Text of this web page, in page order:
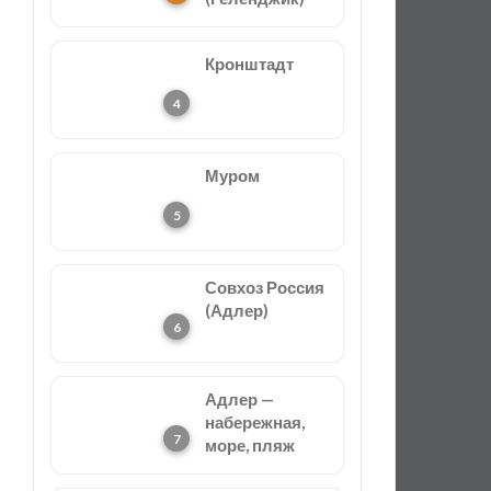
Кронштадт
Муром
Совхоз Россия
(Адлер)
Адлер —
набережная,
море, пляж